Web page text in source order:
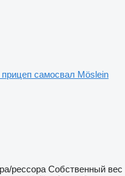
самосвал Möslein
рессора Собственный вес